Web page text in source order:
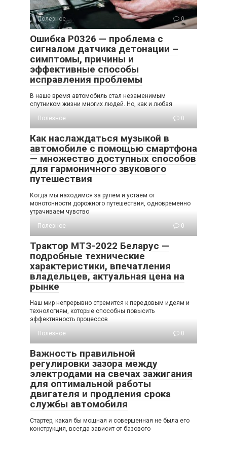
Полезное 0
Ошибка P0326 — проблема с
сигналом датчика детонации –
симптомы, причины и
эффективные способы
исправления проблемы
В наше время автомобиль стал незаменимым
спутником жизни многих людей. Но, как и любая
Полезное
0
Как наслаждаться музыкой в
автомобиле с помощью смартфона
— множество доступных способов
для гармоничного звукового
путешествия
Когда мы находимся за рулем и устаем от
монотонности дорожного путешествия, одновременно
утрачиваем чувство
Полезное
0
Трактор МТЗ-2022 Беларус —
подробные технические
характеристики, впечатления
владельцев, актуальная цена на
рынке
Наш мир непрерывно стремится к передовым идеям и
технологиям, которые способны повысить
эффективность процессов
Полезное
0
Важность правильной
регулировки зазора между
электродами на свечах зажигания
для оптимальной работы
двигателя и продления срока
службы автомобиля
Стартер, какая бы мощная и совершенная не была его
конструкция, всегда зависит от базового